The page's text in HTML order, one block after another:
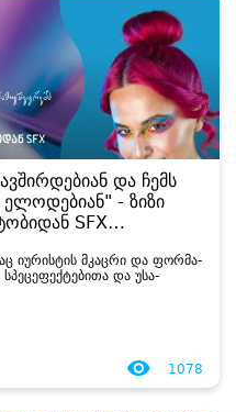
და ჩემს
- ზიზი
SFX
იუ­რის­ტის მკაც­რი და ფორ­მა­
და უსა­
1078